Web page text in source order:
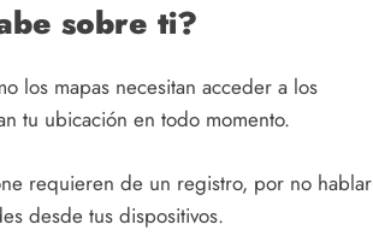
sobre ti?
los mapas necesitan acceder a los
tu ubicación en todo momento.
requieren de un registro, por no hablar
desde tus dispositivos.